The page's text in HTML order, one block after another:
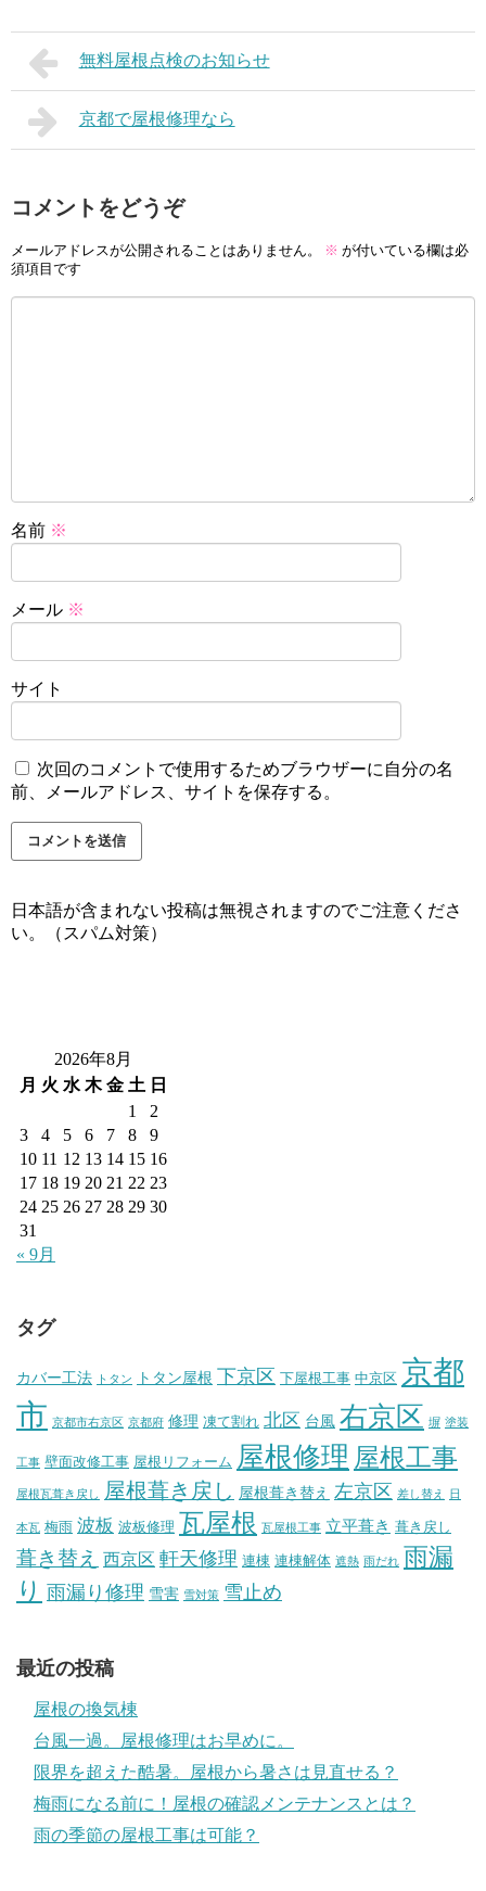
無料屋根点検のお知らせ
京都で屋根修理なら
コメントをどうぞ
メールアドレスが公開されることはありません。 ※ が付いている欄は必
須項目です
名前 ※
メール ※
サイト
次回のコメントで使用するためブラウザーに自分の名
前、メールアドレス、サイトを保存する。
日本語が含まれない投稿は無視されますのでご注意くださ
い。（スパム対策）
2026年8月
月 火 水 木 金 土 日
1
2
3
4 5 6 7 8
9
10 11 12 13 14 15 16
17 18 19 20 21 22 23
24 25 26 27 28 29 30
31
« 9月
タグ
カバー工法 トタン トタン屋根 下京区 下屋根工事 中京区 京都
市 京都市右京区 京都府 修理 凍て割れ 北区 台風 右京区 塀 塗装
工事 壁面改修工事 屋根リフォーム 屋根修理 屋根工事
屋根瓦葺き戻し 屋根葺き戻し 屋根葺き替え 左京区 差し替え 日
本瓦 梅雨 波板 波板修理 瓦屋根 瓦屋根工事 立平葺き 葺き戻し
葺き替え 西京区 軒天修理 連棟 連棟解体 遮熱 雨だれ 雨漏
り 雨漏り修理 雪害 雪対策 雪止め
最近の投稿
屋根の換気棟
台風一過。屋根修理はお早めに。
限界を超えた酷暑。屋根から暑さは見直せる？
梅雨になる前に！屋根の確認メンテナンスとは？
雨の季節の屋根工事は可能？